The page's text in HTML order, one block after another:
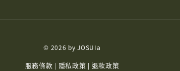
© 2026 by JOSUIa
服務條款 | 隱私政策 | 退款政策